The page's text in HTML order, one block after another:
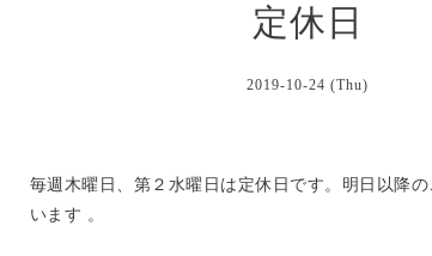
定休日
2019-10-24 (Thu)
毎週木曜日、第２水曜日は定休日です。明日以降
います 。